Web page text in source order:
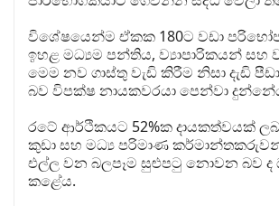
විශේෂයෙන්ම ඒකක 180ට වඩා
ඉහළ මධ්‍යම පන්තිය, ව්‍යාපාරිකයන් සහ
මෙම නව ගාස්තු වැඩි කිරීම නිසා දැඩි
බව විපක්ෂ නායකවරයා පෙන්වා
රටේ ආර්ථිකයට 52%ක දායකත්වයක්
කුඩා සහ මධ්‍ය පරිමාණ
එල්ල වන බලපෑම සුළුපටු නොවන බව ද
කළේය.